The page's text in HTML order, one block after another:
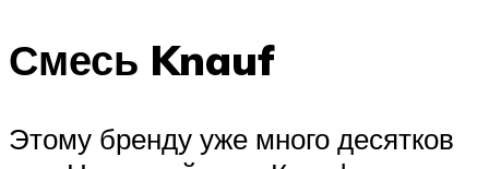
Смесь Knauf
Этому бренду уже много десятков